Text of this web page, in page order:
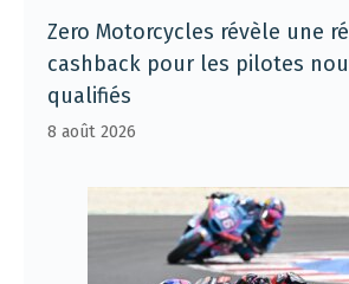
Zero Motorcycles révèle une
cashback pour les pilotes
qualifiés
8 août 2026